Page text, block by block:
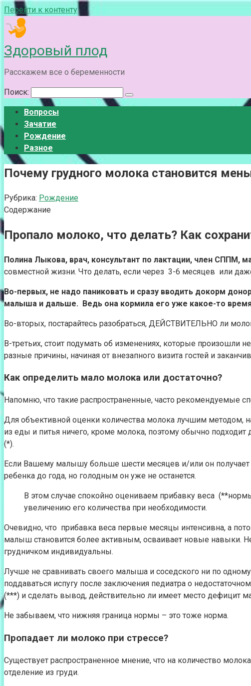
Перейти к контенту
Здоровый плод
Расскажем все о беременности
Поиск:
Вопросы
Зачатие
Рождение
Разное
Почему грудного молока становится
Рубрика: Рождение
Содержание
Пропало молоко, что делать? Как
Полина Лыкова, врач, консультант по лактации, член СППМ,
совместной жизни. Что делать, если через 3-6 месяцев или
Во-первых, не надо паниковать и сразу вводить докорм
малыша и дальше. Ведь она кормила его уже какое-то
Во-вторых, постарайтесь разобраться, ДЕЙСТВИТЕЛЬНО ли
В-третьих, стоит подумать об изменениях, которые произошли
разные причины, начиная от внезапного визита гостей и
Как определить мало молока или достаточно?
Напомню, что такие распространенные, часто рекомендуемые
Для объективной оценки количества молока лучшим методом,
из еды и питья ничего, кроме молока, поэтому обычно
(*).
Если Вашему малышу больше шести месяцев и/или он
ребенка до года, но голодным он уже не останется.
В этом случае спокойно оцениваем прибавку веса
увеличению его количества при необходимости.
Очевидно, что прибавка веса первые месяцы интенсивна, а
малыш становится более активным, осваивает новые навыки.
грудничком индивидуальны.
Лучше не сравнивать своего малыша и соседского ни по
поддаваться испугу после заключения педиатра о
(***) и сделать вывод, действительно ли имеет место дефицит
Не забываем, что нижняя граница нормы – это тоже норма.
Пропадает ли молоко при стрессе?
Существует распространенное мнение, что на количество
отделение из груди.